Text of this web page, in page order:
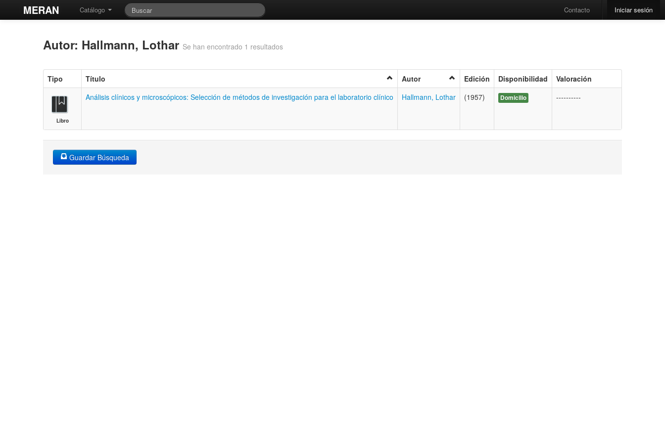
MERAN Catálogo Contacto Iniciar sesión
Autor: Hallmann, Lothar Se han encontrado 1 resultados
Tipo Título Autor Edición Disponibilidad Valoración
Libro
Análisis clínicos y microscópicos: Selección de métodos de investigación para el laboratorio clínico Hallmann, Lothar (1957) Domicilio ----------
Guardar Búsqueda